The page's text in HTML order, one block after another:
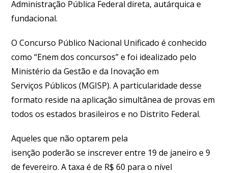
Administração Pública Federal direta, autárquica e
fundacional.
O Concurso Público Nacional Unificado é conhecido
como “Enem dos concursos” e foi idealizado pelo
Ministério da Gestão e da Inovação em
Serviços Públicos (MGISP). A particularidade desse
formato reside na aplicação simultânea de provas em
todos os estados brasileiros e no Distrito Federal.
Aqueles que não optarem pela
isenção poderão se inscrever entre 19 de janeiro e 9
de fevereiro. A taxa é de R$ 60 para o nível